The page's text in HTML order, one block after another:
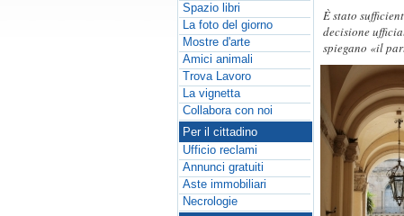
Spazio libri
La foto del giorno
Mostre d'arte
Amici animali
Trova Lavoro
La vignetta
Collabora con noi
Per il cittadino
Ufficio reclami
Annunci gratuiti
Aste immobiliari
Necrologie
È stato
decisione
spiegano «il